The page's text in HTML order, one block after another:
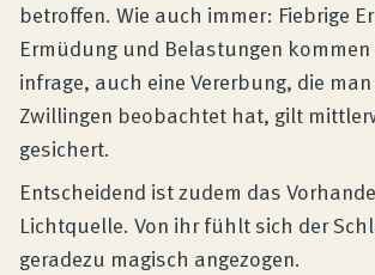
betroffen. Wie auch immer: Fiebrige
Ermüdung und Belastungen
infrage, auch eine Vererbung, die
Zwillingen beobachtet hat, gilt
gesichert.
Entscheidend ist zudem das
Lichtquelle. Von ihr fühlt sich der
geradezu magisch angezogen.